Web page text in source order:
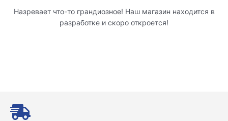
Назревает что-то грандиозное! Наш магазин находится в
разработке и скоро откроется!